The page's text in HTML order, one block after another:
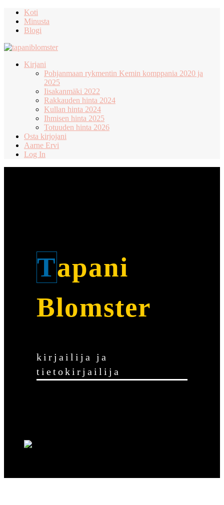
Koti
Minusta
Blogi
Kirjani
Pohjanmaan rykmentin Kemin komppania 2020 ja
2025
Iisakanmäki 2022
Rakkauden hinta 2024
Kullan hinta 2024
Ihmisen hinta 2025
Totuuden hinta 2026
Osta kirjojani
Aarne Ervi
Log In
Tapani
Blomster
kirjailija ja
tietokirjailija